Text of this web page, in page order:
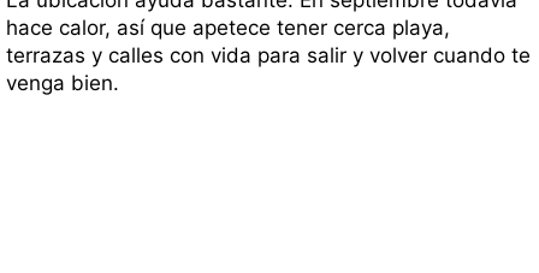
hace calor, así que apetece tener cerca playa,
terrazas y calles con vida para salir y volver cuando te
venga bien.